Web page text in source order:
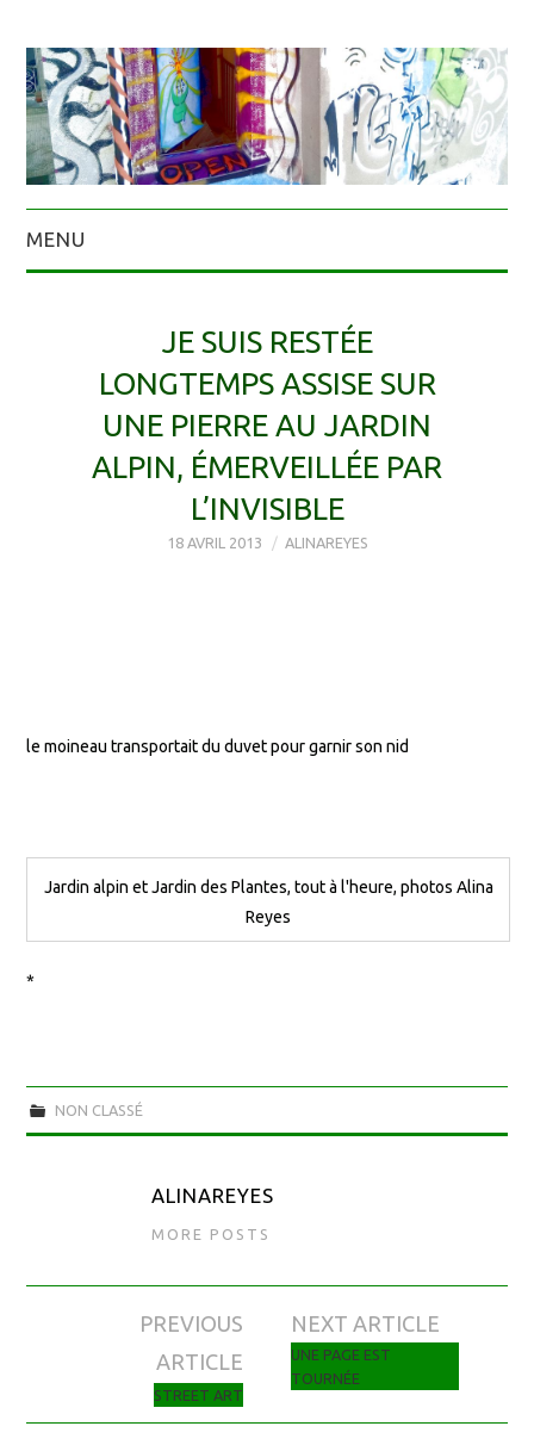
MENU
JE SUIS RESTÉE
LONGTEMPS ASSISE SUR
UNE PIERRE AU JARDIN
ALPIN, ÉMERVEILLÉE PAR
L’INVISIBLE
18 AVRIL 2013 ALINAREYES
le moineau transportait du duvet pour garnir son nid
Jardin alpin et Jardin des Plantes, tout à l'heure, photos Alina
Reyes
*
NON CLASSÉ
ALINAREYES
MORE POSTS
Navigation des articles
PREVIOUS
ARTICLE
STREET ART
NEXT ARTICLE
UNE PAGE EST
TOURNÉE